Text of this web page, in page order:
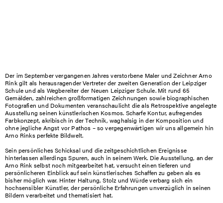
Der im September vergangenen Jahres verstorbene Maler und Zeichner Arno
Rink gilt als herausragender Vertreter der zweiten Generation der Leipziger
Schule und als Wegbereiter der Neuen Leipziger Schule. Mit rund 65
Gemälden, zahlreichen großformatigen Zeichnungen sowie biographischen
Fotografien und Dokumenten veranschaulicht die als Retrospektive angelegte
Ausstellung seinen künstlerischen Kosmos. Scharfe Kontur, aufregendes
Farbkonzept, akribisch in der Technik, waghalsig in der Komposition und
ohne jegliche Angst vor Pathos – so vergegenwärtigen wir uns allgemein hin
Arno Rinks perfekte Bildwelt.
Sein persönliches Schicksal und die zeitgeschichtlichen Ereignisse
hinterlassen allerdings Spuren, auch in seinem Werk. Die Ausstellung, an der
Arno Rink selbst noch mitgearbeitet hat, versucht einen tieferen und
persönlicheren Einblick auf sein künstlerisches Schaffen zu geben als es
bisher möglich war. Hinter Haltung, Stolz und Würde verbarg sich ein
hochsensibler Künstler, der persönliche Erfahrungen unverzüglich in seinen
Bildern verarbeitet und thematisiert hat.